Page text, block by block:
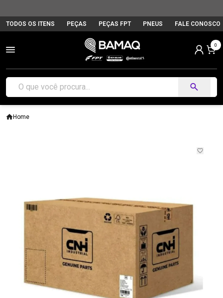
TODOS OS ITENS PEÇAS PEÇAS FPT PNEUS FALE CONOSCO
0
Home